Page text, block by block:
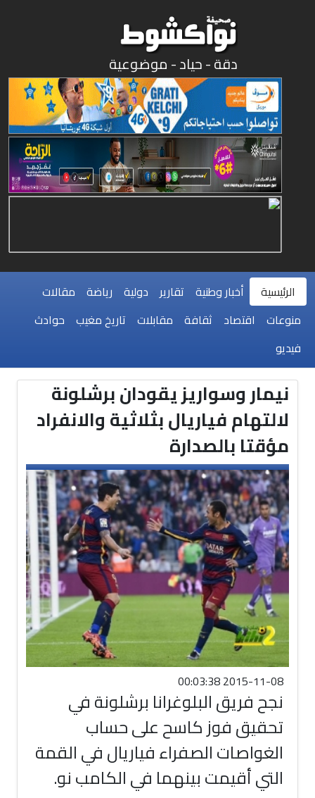
دقة - حياد - موضوعية
الرئيسية أخبار وطنية تقارير دولية رياضة مقالات
منوعات اقتصاد ثقافة مقابلات تاريخ مغيب حوادث
فيديو
نيمار وسواريز يقودان برشلونة
لالتهام فياريال بثلاثية والانفراد
مؤقتا بالصدارة
2015-11-08 00:03:38
نجح فريق البلوغرانا برشلونة في
تحقيق فوز كاسح على حساب
الغواصات الصفراء فياريال في القمة
التي أقيمت بينهما في الكامب نو.